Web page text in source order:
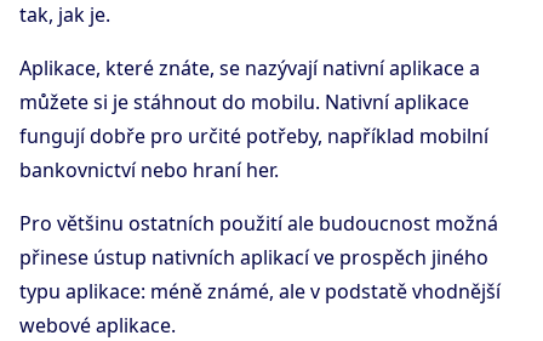
tak, jak je.
Aplikace, které znáte, se nazývají nativní aplikace a
můžete si je stáhnout do mobilu. Nativní aplikace
fungují dobře pro určité potřeby, například mobilní
bankovnictví nebo hraní her.
Pro většinu ostatních použití ale budoucnost možná
přinese ústup nativních aplikací ve prospěch jiného
typu aplikace: méně známé, ale v podstatě vhodnější
webové aplikace.